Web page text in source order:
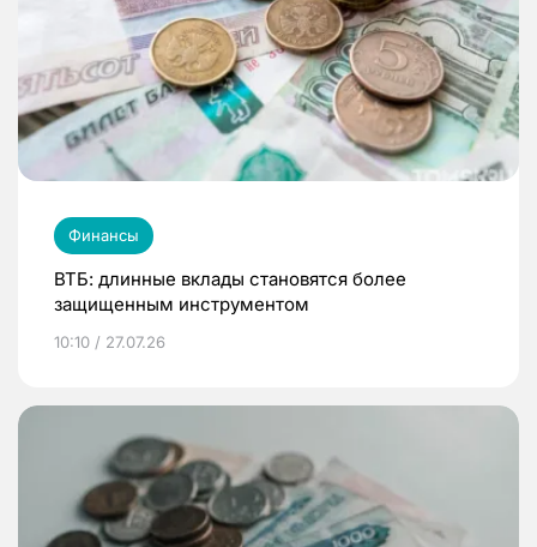
Финансы
ВТБ: длинные вклады становятся более
защищенным инструментом
10:10 / 27.07.26